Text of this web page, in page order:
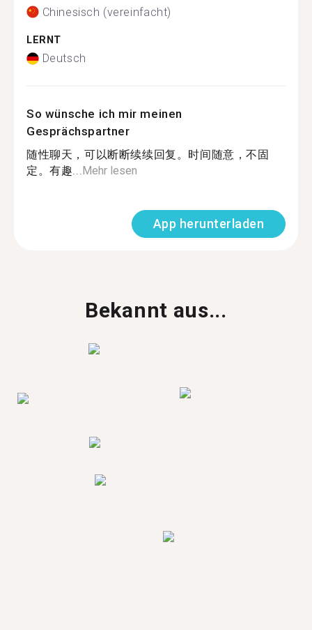
Chinesisch (vereinfacht)
LERNT
Deutsch
So wünsche ich mir meinen
Gesprächspartner
随性聊天，可以断断续续回复。时间随意，不固
定。有趣...Mehr lesen
App herunterladen
Bekannt aus...